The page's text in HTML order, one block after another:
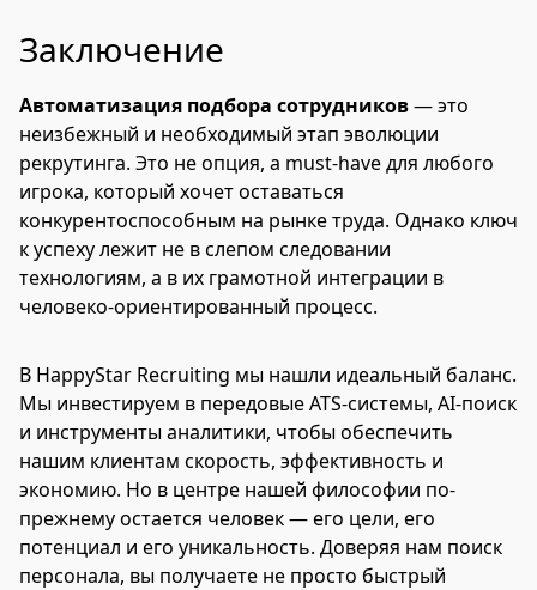
Заключение
Автоматизация подбора сотрудников— это
неизбежный и необходимый этап эволюции
рекрутинга. Это не опция, а must-have для любого
игрока, который хочет оставаться
конкурентоспособным на рынке труда. Однако ключ
к успеху лежит не в слепом следовании
технологиям, а в их грамотной интеграции в
человеко-ориентированный процесс.
В HappyStar Recruiting мы нашли идеальный баланс.
Мы инвестируем в передовые ATS-системы, AI-поиск
и инструменты аналитики, чтобы обеспечить
нашим клиентам скорость, эффективность и
экономию. Но в центре нашей философии по-
прежнему остается человек — его цели, его
потенциал и его уникальность. Доверяя нам поиск
персонала, вы получаете не просто быстрый